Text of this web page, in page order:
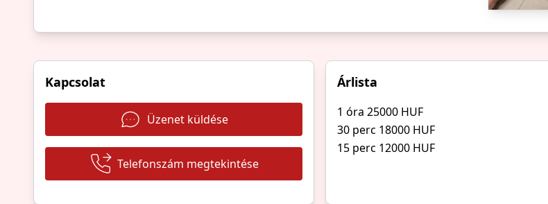
Kapcsolat
Üzenet küldése
Telefonszám megtekintése
Árlista
1 óra 25000 HUF
30 perc 18000 HUF
15 perc 12000 HUF